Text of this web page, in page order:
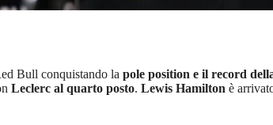
Bull conquistando la pole position e il record
Leclerc al quarto posto. Lewis Hamilton è